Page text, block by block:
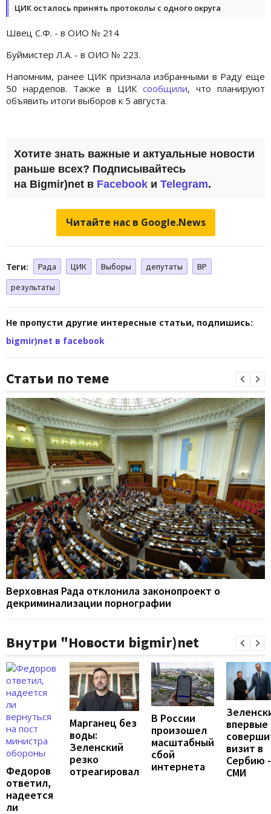
ЦИК осталось принять протоколы с одного округа
Швец С.Ф. - в ОИО № 214
Буймистер Л.А. - в ОИО № 223.
Напомним, ранее ЦИК признала избранными в Раду еще
50 нардепов. Также в ЦИК сообщили, что планируют
объявить итоги выборов к 5 августа.
Хотите знать важные и актуальные новости
раньше всех? Подписывайтесь
на Bigmir)net в Facebook и Telegram.
Читайте нас в Google.News
Теги: Рада ЦИК Выборы депутаты
ВР
результаты
Не пропусти другие интересные статьи, подпишись:
bigmir)net в facebook
Статьи по теме
Верховная Рада отклонила законопроект о
декриминализации порнографии
Внутри "Новости bigmir)net
Федоров
ответил,
надеется
ли
Марганец без
воды:
Зеленский
резко
отреагировал
В России
произошел
масштабный
сбой
интернета
впервые
визит в
Сербию -
СМИ